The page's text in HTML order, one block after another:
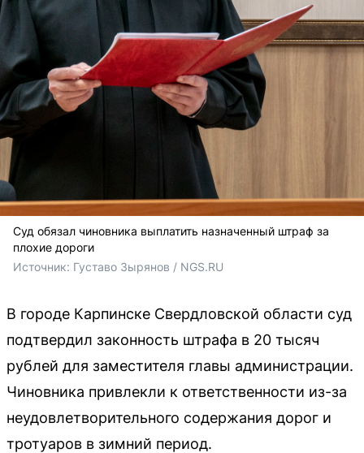
Суд обязал чиновника выплатить назначенный штраф за
плохие дороги
Источник: Густаво Зырянов / NGS.RU
В городе Карпинске Свердловской области суд
подтвердил законность штрафа в 20 тысяч
рублей для заместителя главы администрации.
Чиновника привлекли к ответственности из-за
неудовлетворительного содержания дорог и
тротуаров в зимний период.